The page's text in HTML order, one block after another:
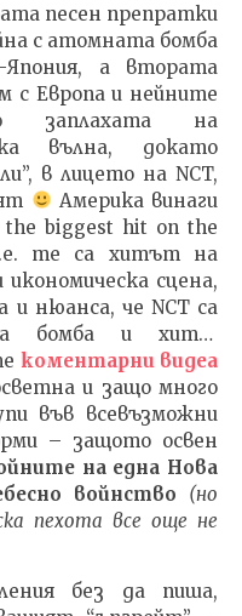
песен препратки
с атомната бомба
а втората
с Европа и нейните
заплахата на
вълна, докато
в лицето на NCT,
Америка винаги
the biggest hit on the
те са хитът на
сцена,
и нюанса, че NCT са
бомба и хит…
коментарни видеа
и защо много
във всевъзможни
– защото освен
на една Нова
войнство
(но
пехота все още не
без да пиша,